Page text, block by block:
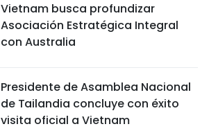
Vietnam busca profundizar
Asociación Estratégica Integral
con Australia
Presidente de Asamblea Nacional
de Tailandia concluye con éxito
visita oficial a Vietnam